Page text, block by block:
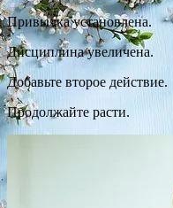
Привычка установлена.
Дисциплина увеличена.
Добавьте второе действие.
Продолжайте расти.